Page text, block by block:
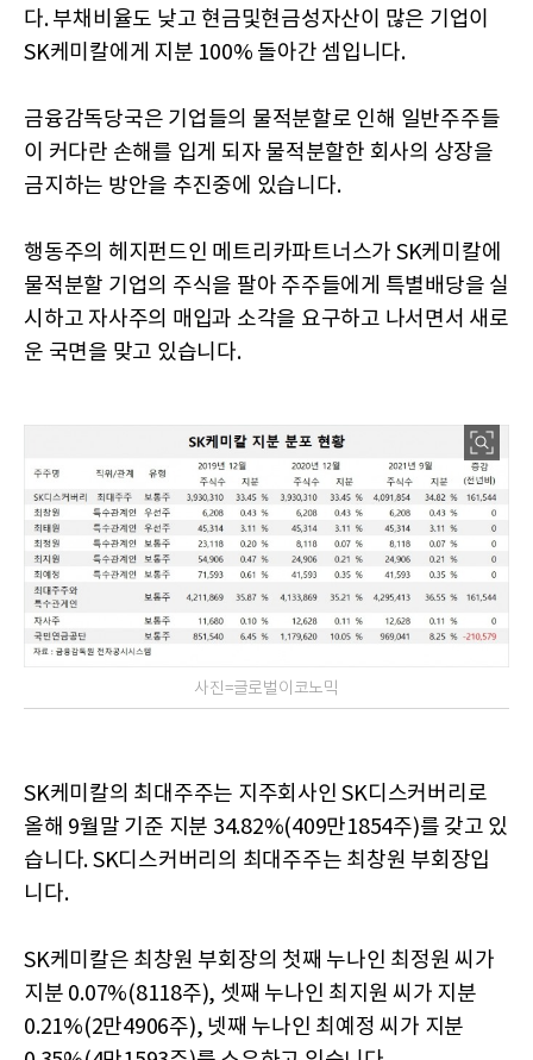
다. 부채비율도 낮고 현금및현금성자산이 많은 기업이
SK케미칼에게 지분 100% 돌아간 셈입니다.
금융감독당국은 기업들의 물적분할로 인해 일반주주들
이 커다란 손해를 입게 되자 물적분할한 회사의 상장을
금지하는 방안을 추진중에 있습니다.
행동주의 헤지펀드인 메트리카파트너스가 SK케미칼에
물적분할 기업의 주식을 팔아 주주들에게 특별배당을 실
시하고 자사주의 매입과 소각을 요구하고 나서면서 새로
운 국면을 맞고 있습니다.
사진=글로벌이코노믹
SK케미칼의 최대주주는 지주회사인 SK디스커버리로
올해 9월말 기준 지분 34.82%(409만1854주)를 갖고 있
습니다. SK디스커버리의 최대주주는 최창원 부회장입
니다.
SK케미칼은 최창원 부회장의 첫째 누나인 최정원 씨가
지분 0.07%(8118주), 셋째 누나인 최지원 씨가 지분
0.21%(2만4906주), 넷째 누나인 최예정 씨가 지분